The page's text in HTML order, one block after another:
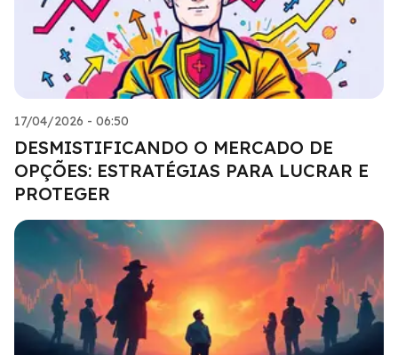
17/04/2026 - 06:50
DESMISTIFICANDO O MERCADO DE
OPÇÕES: ESTRATÉGIAS PARA LUCRAR E
PROTEGER